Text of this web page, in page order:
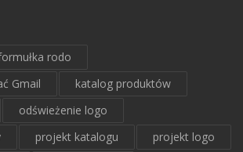
rodo
Gmail
katalog produktów
odświeżenie logo
projekt katalogu projekt logo